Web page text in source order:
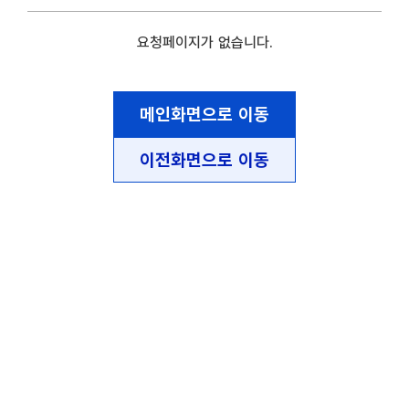
요청페이지가 없습니다.
메인화면으로 이동
이전화면으로 이동